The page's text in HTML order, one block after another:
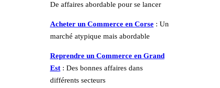
De affaires abordable pour se lancer
Acheter un Commerce en Corse : Un
marché atypique mais abordable
Reprendre un Commerce en Grand
Est : Des bonnes affaires dans
différents secteurs